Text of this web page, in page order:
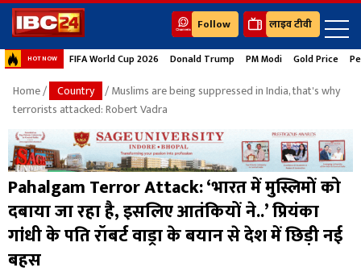
Follow लाइव टीवी
HOT NOW FIFA World Cup 2026 Donald Trump PM Modi Gold Price
Home/ Country / Muslims are being suppressed in India, that's why
terrorists attacked: Robert Vadra
Pahalgam Terror Attack: ‘भारत में मुस्लिमों को
दबाया जा रहा है, इसलिए आतंकियों ने..’ प्रियंका
गांधी के पति रॉबर्ट वाड्रा के बयान से देश में छिड़ी नई
बहस